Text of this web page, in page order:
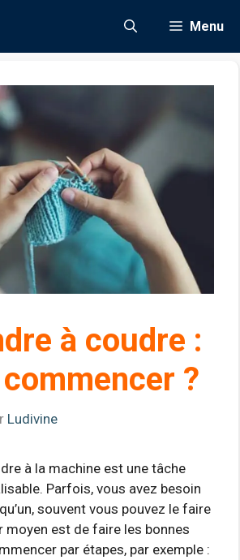
Menu
à coudre :
?
Ludivine
à la machine est une tâche
Parfois, vous avez besoin
souvent vous pouvez le faire
moyen est de faire les bonnes
par étapes, par exemple :